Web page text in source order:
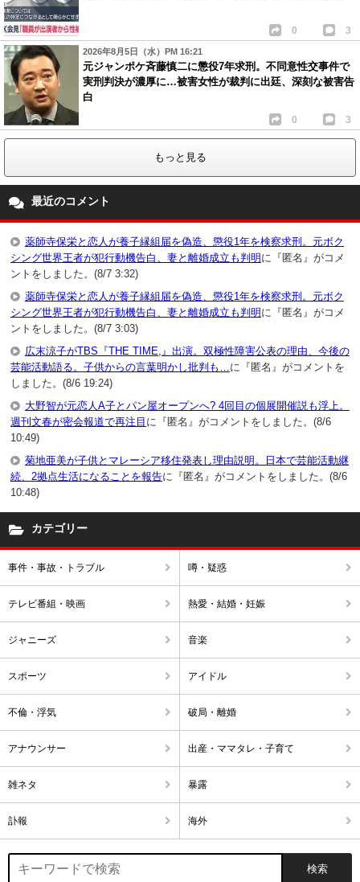
0 3
2026年8月5日（水）PM 16:21
元ジャンポケ斉藤慎二に懲役7年求刑。不同意性交事件で
実刑判決が濃厚に…被害女性が裁判に出廷、深刻な被害告
白
0 3
もっと見る
最近のコメント
薬師寺保栄と恋人が養子縁組届を偽造、懲役1年を検察求刑。元ボク
シング世界王者が犯行動機告白、妻と離婚成立も判明 に『匿名』がコメ
ントをしました。(8/7 3:32)
薬師寺保栄と恋人が養子縁組届を偽造、懲役1年を検察求刑。元ボク
シング世界王者が犯行動機告白、妻と離婚成立も判明 に『匿名』がコメ
ントをしました。(8/7 3:03)
広末涼子がTBS『THE TIME,』出演。双極性障害公表の理由、今後の
芸能活動語る。子供からの言葉明かし批判も… に『匿名』がコメントを
しました。(8/6 19:24)
大野智が元恋人A子とパン屋オープンへ? 4回目の個展開催説も浮上。
週刊文春が密会報道で再注目 に『匿名』がコメントをしました。(8/6
10:49)
菊地亜美が子供とマレーシア移住発表し理由説明。日本で芸能活動継
続、2拠点生活になることを報告に『匿名』がコメントをしました。(8/6
10:48)
カテゴリー
事件・事故・トラブル 噂・疑惑
テレビ番組・映画 熱愛・結婚・妊娠
ジャニーズ 音楽
スポーツ アイドル
不倫・浮気 破局・離婚
アナウンサー 出産・ママタレ・子育て
雑ネタ 暴露
訃報 海外